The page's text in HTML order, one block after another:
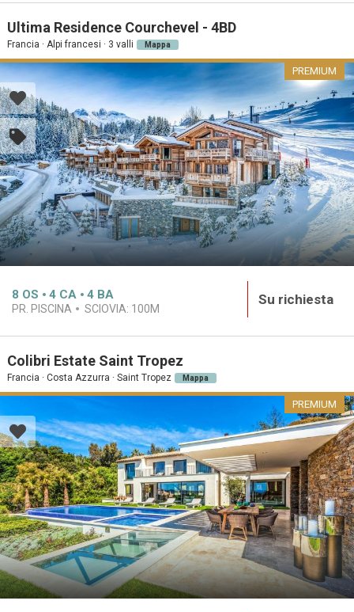
Ultima Residence Courchevel - 4BD
Francia · Alpi francesi · 3 valli Mappa
PREMIUM
8 OS 4 CA 4 BA
PR. PISCINA SCIOVIA: 100M
Su richiesta
Colibri Estate Saint Tropez
Francia · Costa Azzurra · Saint Tropez Mappa
PREMIUM